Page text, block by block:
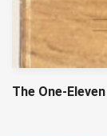
The One-